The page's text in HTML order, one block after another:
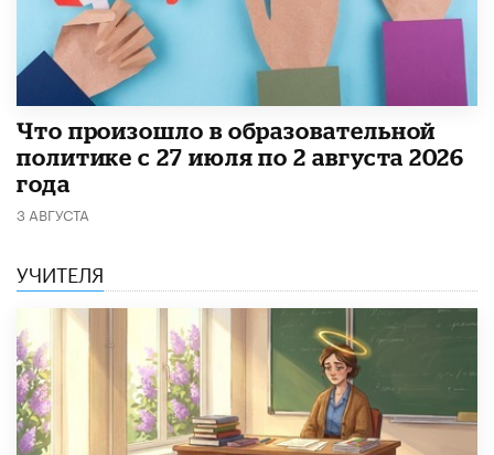
​Что произошло в образовательной
политике с 27 июля по 2 августа 2026
года
3 АВГУСТА
УЧИТЕЛЯ